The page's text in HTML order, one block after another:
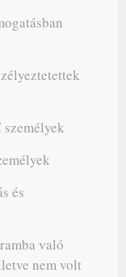
és
való
nem volt